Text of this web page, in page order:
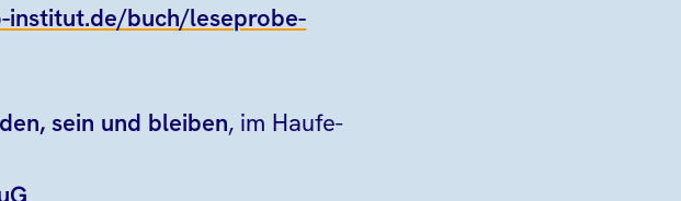
buch/leseprobe-
sein und bleiben, im Haufe-